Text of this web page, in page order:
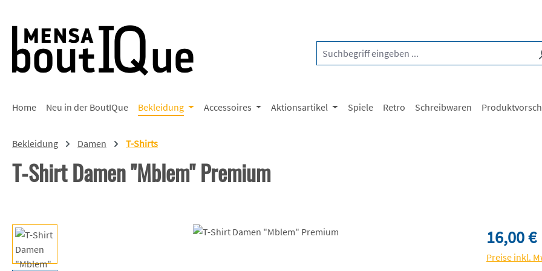
Home Neu in der BoutIQue Bekleidung Accessoires Aktionsartikel Spiele Retro Schreibwaren
Bekleidung Damen T-Shirts
T-Shirt Damen "Mblem" Premium
Bildergalerie überspringen Regulärer
16,00 €
Preise inkl.